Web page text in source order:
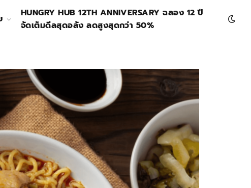
HUNGRY HUB 12TH ANNIVERSARY ฉลอง 12 ปี
จัดเต็มดีลสุดอลัง ลดสูงสุดกว่า 50%